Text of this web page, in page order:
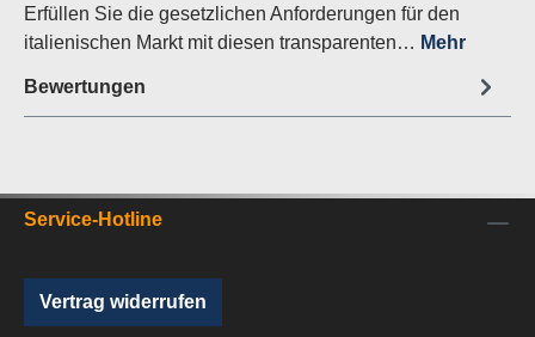
Erfüllen Sie die gesetzlichen Anforderungen für den
italienischen Markt mit diesen transparenten… Mehr
Bewertungen
Service-Hotline
Vertrag widerrufen